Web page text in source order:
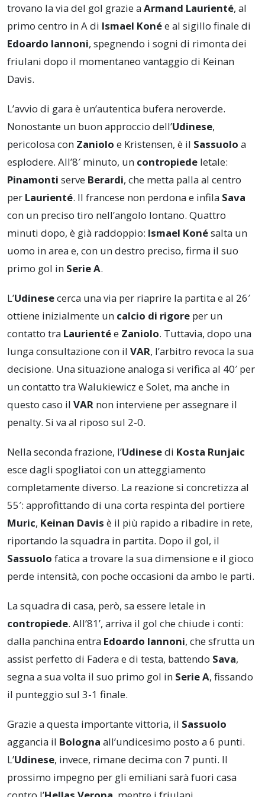
trovano la via del gol grazie aArmand Laurienté, al
primo centro in A di Ismael Konée al sigillo finale di
Edoardo Iannoni, spegnendo i sogni di rimonta dei
friulani dopo il momentaneo vantaggio di Keinan
Davis.
L’avvio di gara è un’autentica bufera neroverde.
Nonostante un buon approccio dell’Udinese,
pericolosa con Zaniolo e Kristensen, è il Sassuolo a
esplodere. All’8′ minuto, un contropiede letale:
Pinamonti serve Berardi, che metta palla al centro
per Laurienté. Il francese non perdona e infila Sava
con un preciso tiro nell’angolo lontano. Quattro
minuti dopo, è già raddoppio: Ismael Konésalta un
uomo in area e, con un destro preciso, firma il suo
primo gol in Serie A.
L’Udinesecerca una via per riaprire la partita e al 26′
ottiene inizialmente un calcio di rigore per un
contatto tra Laurientée Zaniolo. Tuttavia, dopo una
lunga consultazione con il VAR, l’arbitro revoca la sua
decisione. Una situazione analoga si verifica al 40′ per
un contatto tra Walukiewicz e Solet, ma anche in
questo caso il VAR non interviene per assegnare il
penalty. Si va al riposo sul 2-0.
Nella seconda frazione, l’Udinesedi Kosta Runjaic
esce dagli spogliatoi con un atteggiamento
completamente diverso. La reazione si concretizza al
55′: approfittando di una corta respinta del portiere
Muric, Keinan Davis è il più rapido a ribadire in rete,
riportando la squadra in partita. Dopo il gol, il
Sassuolo fatica a trovare la sua dimensione e il gioco
perde intensità, con poche occasioni da ambo le parti.
La squadra di casa, però, sa essere letale in
contropiede. All’81’, arriva il gol che chiude i conti:
dalla panchina entra Edoardo Iannoni, che sfrutta un
assist perfetto di Fadera e di testa, battendo Sava,
segna a sua volta il suo primo gol in Serie A, fissando
il punteggio sul 3-1 finale.
Grazie a questa importante vittoria, il Sassuolo
aggancia il Bologna all’undicesimo posto a 6 punti.
L’Udinese, invece, rimane decima con 7 punti. Il
prossimo impegno per gli emiliani sarà fuori casa